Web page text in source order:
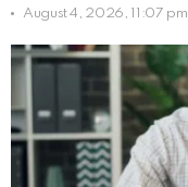
August 4, 2026, 11:07 pm